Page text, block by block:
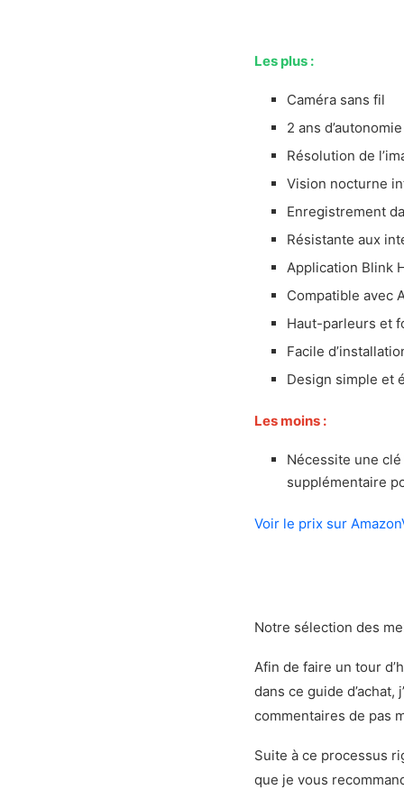
La qualité
Le prix
La durabilité
La
Nos sources
Les plus :
Caméra sans fil
2 ans
Résolution de
Vision nocturne
Enregistrement
Résistante aux
Application Blink
Compatible avec
Haut-parleurs et
Facile
Design simple et
Les moins :
Nécessite une
supplémentaire
Voir le prix sur Amazon
Notre sélection des
Afin de faire un tour
dans ce guide
commentaires de pas
Suite à ce processus
que je vous